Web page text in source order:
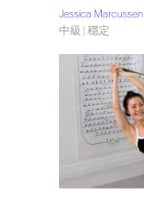
Jessica Marcussen
中級 | 穩定